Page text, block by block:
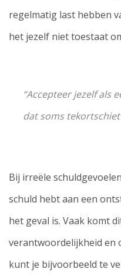
regelmatig last hebben
het jezelf niet toestaat
“Accepteer jezelf als
dat soms
Bij irreële
schuld hebt aan een
het geval is. Vaak komt
verantwoordelijkheid en
kunt je bijvoorbeeld te